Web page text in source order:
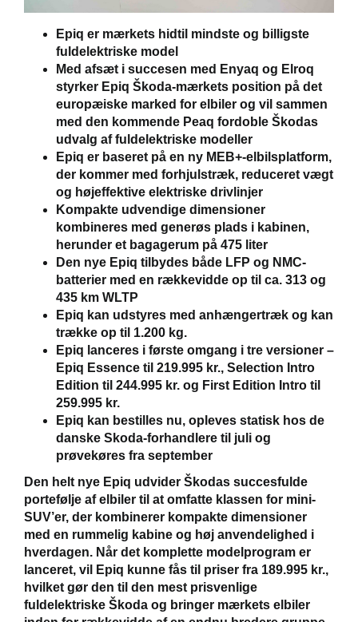
Epiq er mærkets hidtil mindste og billigste
fuldelektriske model
Med afsæt i succesen med Enyaq og Elroq
styrker Epiq Škoda-mærkets position på det
europæiske marked for elbiler og vil sammen
med den kommende Peaq fordoble Škodas
udvalg af fuldelektriske modeller
Epiq er baseret på en ny MEB+-elbilsplatform,
der kommer med forhjulstræk, reduceret vægt
og højeffektive elektriske drivlinjer
Kompakte udvendige dimensioner
kombineres med generøs plads i kabinen,
herunder et bagagerum på 475 liter
Den nye Epiq tilbydes både LFP og NMC-
batterier med en rækkevidde op til ca. 313 og
435 km WLTP
Epiq kan udstyres med anhængertræk og kan
trække op til 1.200 kg.
Epiq lanceres i første omgang i tre versioner –
Epiq Essence til 219.995 kr., Selection Intro
Edition til 244.995 kr. og First Edition Intro til
259.995 kr.
Epiq kan bestilles nu, opleves statisk hos de
danske Skoda-forhandlere til juli og
prøvekøres fra september
Den helt nye Epiq udvider Škodas succesfulde
portefølje af elbiler til at omfatte klassen for mini-
SUV’er, der kombinerer kompakte dimensioner
med en rummelig kabine og høj anvendelighed i
hverdagen. Når det komplette modelprogram er
lanceret, vil Epiq kunne fås til priser fra 189.995 kr.,
hvilket gør den til den mest prisvenlige
fuldelektriske Škoda og bringer mærkets elbiler